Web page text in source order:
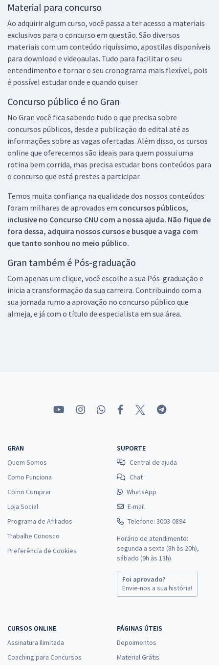
Material para concurso
Ao adquirir algum curso, você passa a ter acesso a materiais
exclusivos para o concurso em questão. São diversos
materiais com um conteúdo riquíssimo, apostilas disponíveis
para download e videoaulas. Tudo para facilitar o seu
entendimento e tornar o seu cronograma mais flexível, pois
é possível estudar onde e quando quiser.
Concurso público é no Gran
No Gran você fica sabendo tudo o que precisa sobre
concursos públicos, desde a publicação do edital até as
informações sobre as vagas ofertadas. Além disso, os cursos
online que oferecemos são ideais para quem possui uma
rotina bem corrida, mas precisa estudar bons conteúdos para
o concurso que está prestes a participar.
Temos muita confiança na qualidade dos nossos conteúdos:
foram milhares de aprovados em concursos públicos,
inclusive no Concurso CNU com a nossa ajuda. Não fique de
fora dessa, adquira nossos cursos e busque a vaga com
que tanto sonhou no meio público.
Gran também é Pós-graduação
Com apenas um clique, você escolhe a sua Pós-graduação e
inicia a transformação da sua carreira. Contribuindo com a
sua jornada rumo a aprovação no concurso público que
almeja, e já com o título de especialista em sua área.
GRAN
Quem Somos
Como Funciona
Como Comprar
Loja Social
Programa de Afiliados
Trabalhe Conosco
Preferência de Cookies
SUPORTE
Central de ajuda
Chat
WhatsApp
E-mail
Telefone: 3003-0894
Horário de atendimento:
segunda a sexta (8h às 20h),
sábado (9h às 13h).
Foi aprovado?
Envie-nos a sua história!
CURSOS ONLINE
Assinatura Ilimitada
Coaching para Concursos
PÁGINAS ÚTEIS
Depoimentos
Material Grátis